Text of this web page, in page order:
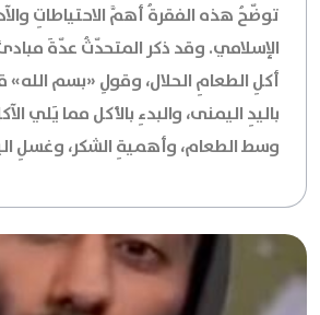
توضّحُ هذه الفقرةُ أهمَّ الاحتياطاتِ
الإسلامي. وقد ذكر المتحدّثُ عدّةَ
أكلِ الطعامِ الحلال، وقولِ «بسم الله»
باليدِ اليمنى، والبدءِ بالأكل مما يَلي
وسط الطعام، وأهميةِ الشكر، وغسلِ